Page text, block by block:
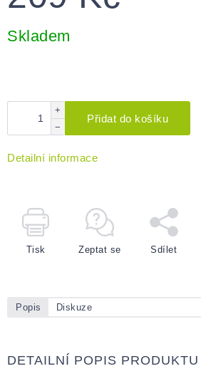
cena:
Skladem
+
−
Přidat do košíku
Detailní informace
Tisk Zeptat se Sdílet
Popis Diskuze
DETAILNÍ POPIS PRODUKTU